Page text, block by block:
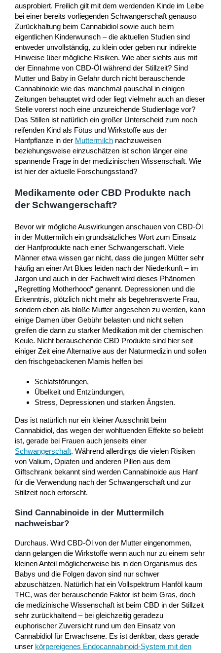
ausprobiert. Freilich gilt mit dem werdenden Kinde im Leibe
bei einer bereits vorliegenden Schwangerschaft genauso
Zurückhaltung beim Cannabidiol sowie auch beim
eigentlichen Kinderwunsch – die aktuellen Studien sind
entweder unvollständig, zu klein oder geben nur indirekte
Hinweise über mögliche Risiken. Wie aber siehts aus mit
der Einnahme von CBD-Öl während der Stillzeit? Sind
Mutter und Baby in Gefahr durch nicht berauschende
Cannabinoide wie das manchmal pauschal in einigen
Zeitungen behauptet wird oder liegt vielmehr auch an dieser
Stelle vorerst noch eine unzureichende Studienlage vor?
Das Stillen ist natürlich ein großer Unterscheid zum noch
reifenden Kind als Fötus und Wirkstoffe aus der
Hanfpflanze in der Muttermilch nachzuweisen
beziehungsweise einzuschätzen ist schon länger eine
spannende Frage in der medizinischen Wissenschaft. Wie
ist hier der aktuelle Forschungsstand?
Medikamente oder CBD Produkte nach
der Schwangerschaft?
Bevor wir mögliche Auswirkungen anschauen von CBD-Öl
in der Muttermilch ein grundsätzliches Wort zum Einsatz
der Hanfprodukte nach einer Schwangerschaft. Viele
Männer etwa wissen gar nicht, dass die jungen Mütter sehr
häufig an einer Art Blues leiden nach der Niederkunft – im
Jargon und auch in der Fachwelt wird dieses Phänomen
„Regretting Motherhood“ genannt. Depressionen und die
Erkenntnis, plötzlich nicht mehr als begehrenswerte Frau,
sondern eben als bloße Mutter angesehen zu werden, kann
einige Damen über Gebühr belasten und nicht selten
greifen die dann zu starker Medikation mit der chemischen
Keule. Nicht berauschende CBD Produkte sind hier seit
einiger Zeit eine Alternative aus der Naturmedizin und sollen
den frischgebackenen Mamis helfen bei
Schlafstörungen,
Übelkeit und Entzündungen,
Stress, Depressionen und starken Ängsten.
Das ist natürlich nur ein kleiner Ausschnitt beim
Cannabidiol, das wegen der wohltuenden Effekte so beliebt
ist, gerade bei Frauen auch jenseits einer
Schwangerschaft. Während allerdings die vielen Risiken
von Valium, Opiaten und anderen Pillen aus dem
Giftschrank bekannt sind werden Cannabinoide aus Hanf
für die Verwendung nach der Schwangerschaft und zur
Stillzeit noch erforscht.
Sind Cannabinoide in der Muttermilch
nachweisbar?
Durchaus. Wird CBD-Öl von der Mutter eingenommen,
dann gelangen die Wirkstoffe wenn auch nur zu einem sehr
kleinen Anteil möglicherweise bis in den Organismus des
Babys und die Folgen davon sind nur schwer
abzuschätzen. Natürlich hat ein Vollspektrum Hanföl kaum
THC, was der berauschende Faktor ist beim Gras, doch
die medizinische Wissenschaft ist beim CBD in der Stillzeit
sehr zurückhaltend – bei gleichzeitig geradezu
euphorischer Zuversicht rund um den Einsatz von
Cannabidiol für Erwachsene. Es ist denkbar, dass gerade
unser körpereigenes Endocannabinoid-System mit den